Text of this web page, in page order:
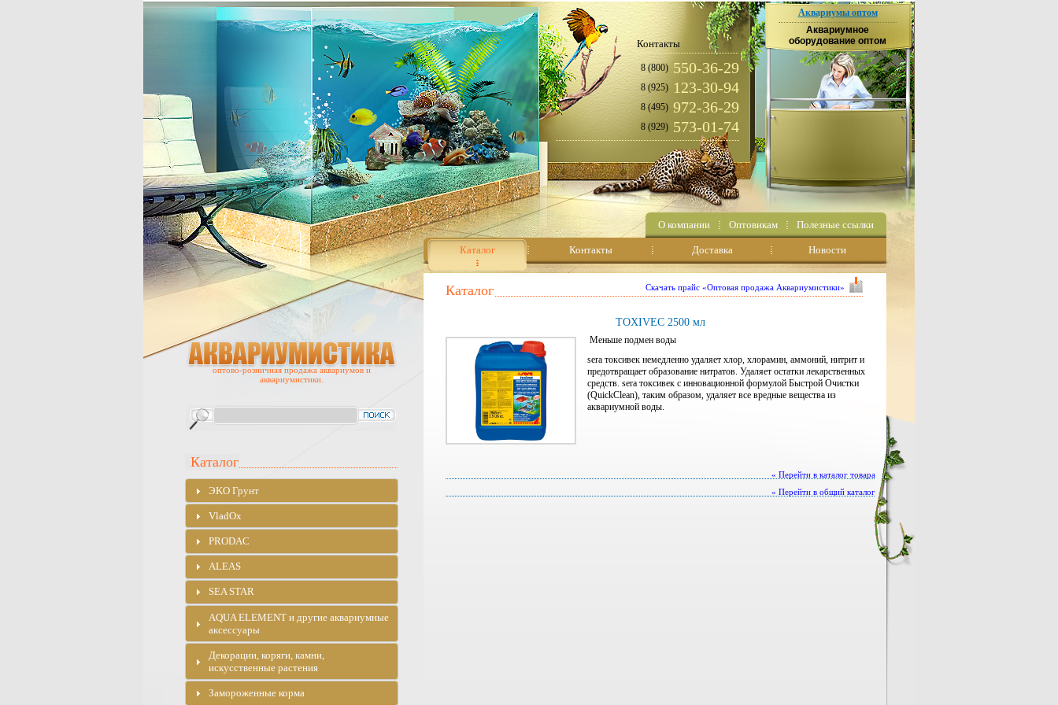
Контакты
8 (800) 550-36-29
8 (925) 123-30-94
8 (495) 972-36-29
8 (929) 573-01-74
Аквариумы оптом
Аквариумное
оборудование оптом
О компании Оптовикам Полезные ссылки
Каталог Контакты Доставка Новости
Каталог Скачать прайс «Оптовая продажа Аквариумистики»
TOXIVEC 2500 мл
Меньше подмен воды
sera токсивек немедленно удаляет хлор, хлорамин, аммоний, нитрит и
предотвращает образование нитратов. Удаляет остатки лекарственных
средств. sera токсивек с инновационной формулой Быстрой Очистки
(QuickClean), таким образом, удаляет все вредные вещества из
аквариумной воды.
« Перейти в каталог товара
« Перейти в общий каталог
оптово-розничная продажа аквариумов и
аквариумистики.
Каталог
ЭKO Грунт
VladOx
PRODAC
ALEAS
SEA STAR
AQUA ELEMENT и другие аквариумные
аксессуары
Декорации, коряги, камни,
искусственные растения
Замороженные корма